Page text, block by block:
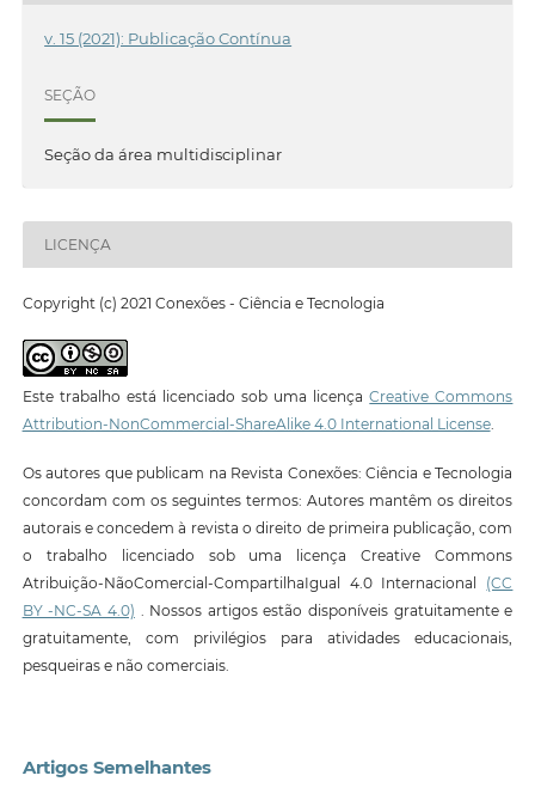
v. 15 (2021): Publicação Contínua
SEÇÃO
Seção da área multidisciplinar
LICENÇA
Copyright (c) 2021 Conexões - Ciência e Tecnologia
Este trabalho está licenciado sob uma licençaCreative Commons
Attribution-NonCommercial-ShareAlike 4.0 International License.
Os autores que publicam na Revista Conexões: Ciência e Tecnologia
concordam com os seguintes termos: Autores mantêm os direitos
autorais e concedem à revista o direito de primeira publicação, com
o trabalho licenciado sob uma licença Creative Commons
Atribuição-NãoComercial-CompartilhaIgual 4.0 Internacional (CC
BY -NC-SA 4.0) . Nossos artigos estão disponíveis gratuitamente e
gratuitamente, com privilégios para atividades educacionais,
pesqueiras e não comerciais.
Artigos Semelhantes